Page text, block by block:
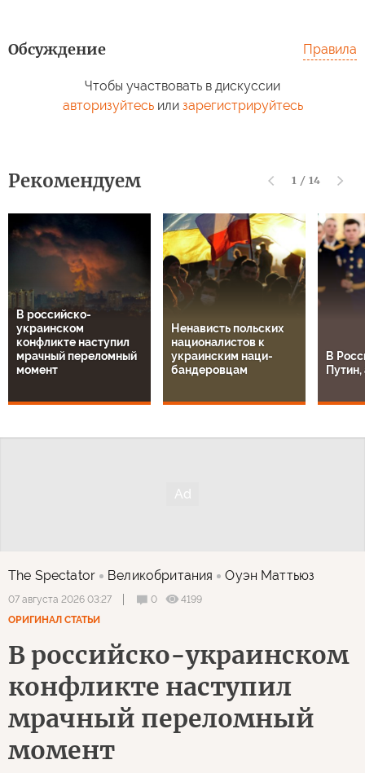
Обсуждение Правила
Чтобы участвовать в дискуссии
авторизуйтесьили зарегистрируйтесь
Рекомендуем 1 / 14
В российско-
украинском
конфликте наступил
мрачный переломный
момент
Ненависть польских
националистов к
украинским наци-
бандеровцам
В
The Spectator Великобритания Оуэн Маттьюз
07 августа 2026 03:27 0
4199
ОРИГИНАЛ СТАТЬИ
В российско-украинском
конфликте наступил
мрачный переломный
момент